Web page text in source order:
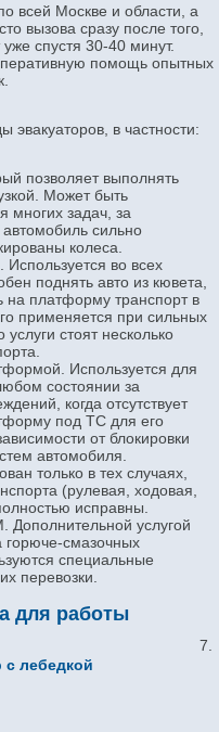
всей Москве и области, а
вызова сразу после того,
уже спустя 30-40 минут.
помощь опытных
эвакуаторов, в частности:
позволяет выполнять
Может быть
многих задач, за
сильно
колеса.
во всех
поднять авто из кювета,
на платформу транспорт в
применяется при сильных
стоят несколько
Используется для
состоянии за
когда отсутствует
под ТС для его
от блокировки
автомобиля.
только в тех случаях,
(рулевая, ходовая,
исправны.
Дополнительной услугой
горюче-смазочных
специальные
перевозки.
для работы
с лебедкой